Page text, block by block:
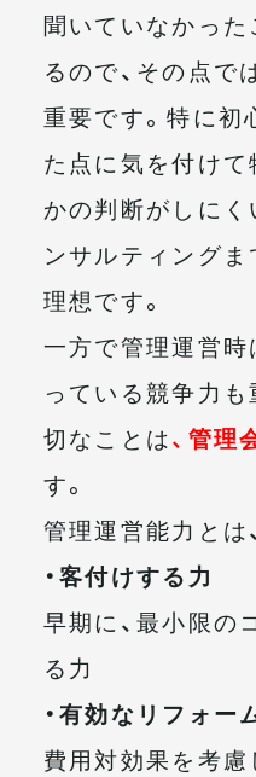
聞いていなかっ
るので、その点で
重要です。特に初
た点に気を付け
かの判断がしにく
ンサルティング
理想です。
一方で管理運営時
っている競争力
切なことは、 管理
す。
管理運営能力とは、
・客付けする力
早期に、最小限の
る力
・有効なリフォー
費用対効果を考